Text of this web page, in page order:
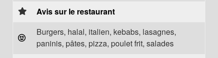
Avis sur le restaurant
Burgers, halal, italien, kebabs, lasagnes,
paninis, pâtes, pizza, poulet frit, salades